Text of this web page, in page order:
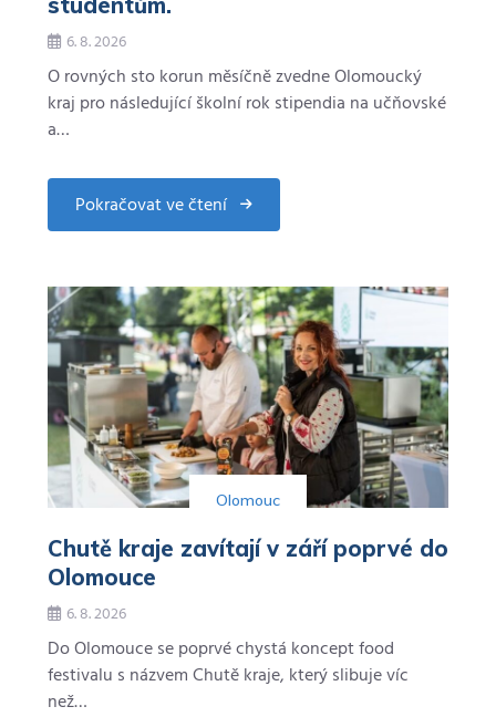
6. 8. 2026
O rovných sto korun měsíčně zvedne Olomoucký
kraj pro následující školní rok stipendia na učňovské
a…
Pokračovat ve čtení
about
Kraj
učňům
i
studentům.
Olomouc
Chutě kraje zavítají v září poprvé do
Olomouce
6. 8. 2026
Do Olomouce se poprvé chystá koncept food
festivalu s názvem Chutě kraje, který slibuje víc
než…